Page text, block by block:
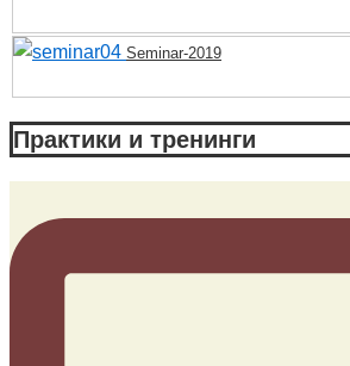
Seminar-2019
Практики и тренинги